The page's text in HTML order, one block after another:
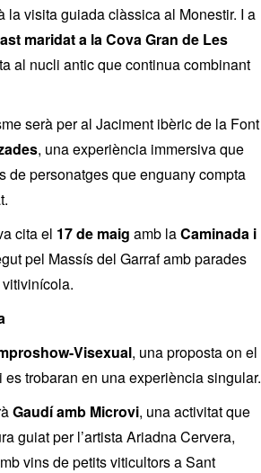
visita guiada clàssica al Monestir. I a
maridat a la Cova Gran de Les
al nucli antic que continua combinant
serà per al Jaciment ibèric de la Font
, una experiència immersiva que
de personatges que enguany compta
cita el 17 de maig amb laCaminada i
pel Massís del Garraf amb parades
Visexual, una proposta on el
es trobaran en una experiència singular.
Gaudí amb Microvi, una activitat que
guiat per l’artista Ariadna Cervera,
vins de petits viticultors a Sant